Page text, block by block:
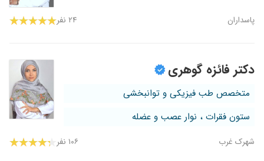
پاسداران ۲۴ نفر
دکتر فائزه گوهری
متخصص طب فیزیکی و توانبخشی
ستون فقرات ، نوار عصب و عضله
شهرک غرب ۱۰۶ نفر